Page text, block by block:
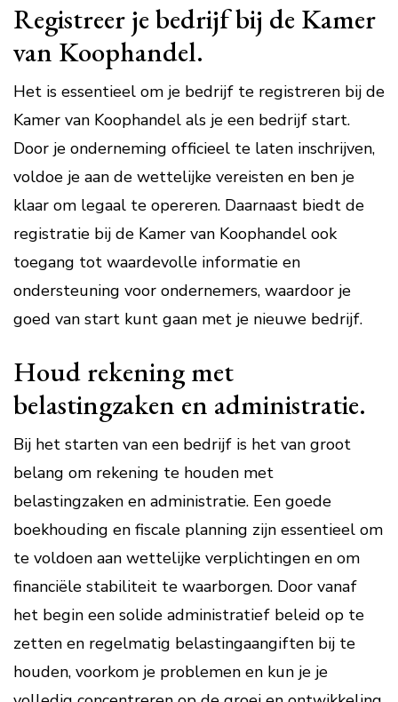
Registreer je bedrijf bij de Kamer
van Koophandel.
Het is essentieel om je bedrijf te registreren bij de
Kamer van Koophandel als je een bedrijf start.
Door je onderneming officieel te laten inschrijven,
voldoe je aan de wettelijke vereisten en ben je
klaar om legaal te opereren. Daarnaast biedt de
registratie bij de Kamer van Koophandel ook
toegang tot waardevolle informatie en
ondersteuning voor ondernemers, waardoor je
goed van start kunt gaan met je nieuwe bedrijf.
Houd rekening met
belastingzaken en administratie.
Bij het starten van een bedrijf is het van groot
belang om rekening te houden met
belastingzaken en administratie. Een goede
boekhouding en fiscale planning zijn essentieel om
te voldoen aan wettelijke verplichtingen en om
financiële stabiliteit te waarborgen. Door vanaf
het begin een solide administratief beleid op te
zetten en regelmatig belastingaangiften bij te
houden, voorkom je problemen en kun je je